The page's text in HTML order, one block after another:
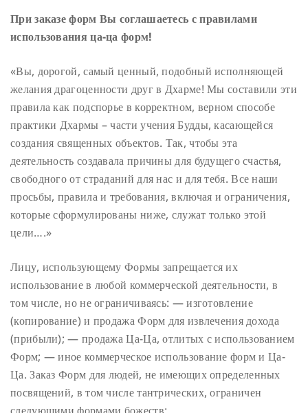
При заказе форм Вы соглашаетесь с правилами
использования ца-ца форм!
«Вы, дорогой, самый ценный, подобный исполняющей
желания драгоценности друг в Дхарме! Мы составили эти
правила как подспорье в корректном, верном способе
практики Дхармы – части учения Будды, касающейся
создания священных объектов. Так, чтобы эта
деятельность создавала причины для будущего счастья,
свободного отстраданий для нас и для тебя. Все наши
просьбы, правила и требования, включая и ограничения,
которые сформулированы ниже, служат только этой
цели….»
Лицу, использующему Формы запрещается их
использование в любой коммерческой деятельности, в
том числе, но не ограничиваясь: — изготовление
(копирование) и продажа Форм для извлечения дохода
(прибыли); — продажа Ца-Ца, отлитых с использованием
Форм; — иное коммерческое использование форм и Ца-
Ца. Заказ Форм для людей, не имеющих определенных
посвящений, в том числетантрических, ограничен